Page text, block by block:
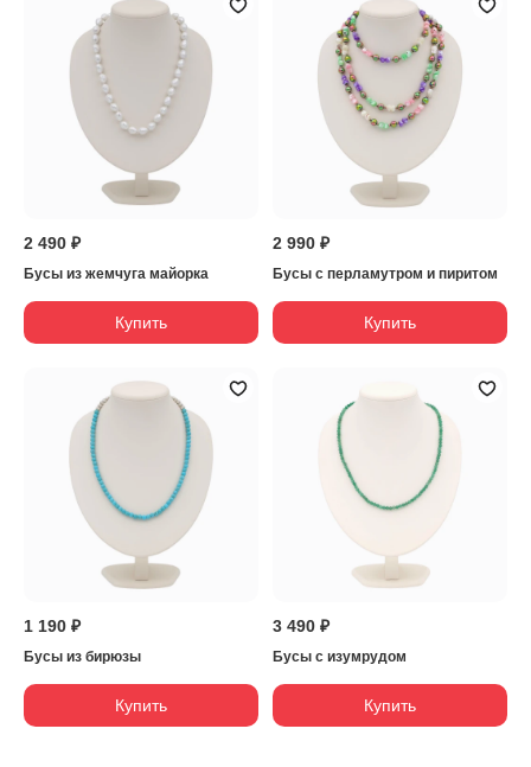
2 490 ₽
Бусы из жемчуга майорка
Купить
2 990 ₽
Бусы с перламутром и пиритом
Купить
1 190 ₽
Бусы из бирюзы
Купить
3 490 ₽
Бусы с изумрудом
Купить